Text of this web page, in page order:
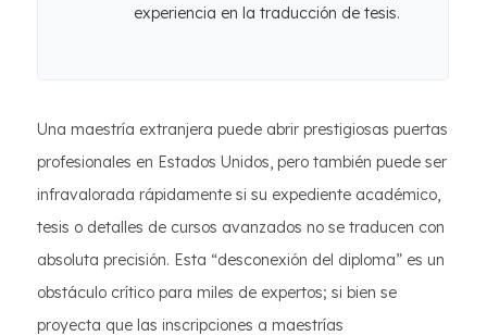
experiencia en la traducción de tesis.
Una maestría extranjera puede abrir prestigiosas puertas
profesionales en Estados Unidos, pero también puede ser
infravalorada rápidamente si su expediente académico,
tesis o detalles de cursos avanzados no se traducen con
absoluta precisión. Esta “desconexión del diploma” es un
obstáculo crítico para miles de expertos; si bien se
proyecta que las inscripciones a maestrías